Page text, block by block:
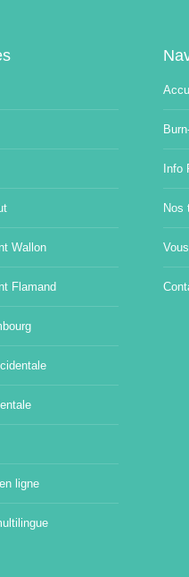
Wallon
Flamand
ligne
Info
Nos